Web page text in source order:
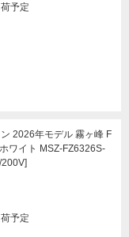
予定
2026年モデル 霧ヶ峰 F
ワイト MSZ-FZ6326S-
200V]
予定